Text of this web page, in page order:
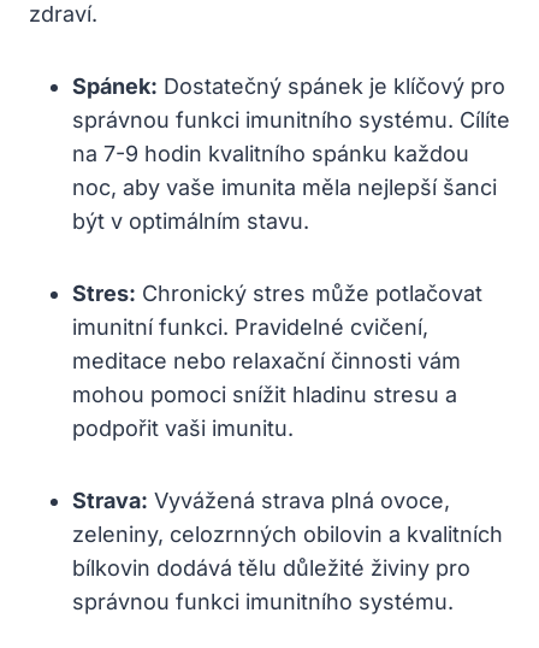
zdraví.
Spánek: Dostatečný spánek je klíčový pro
správnou funkci imunitního systému. Cílíte
na 7-9 hodin kvalitního spánku každou
noc, aby vaše imunita měla nejlepší šanci
být v optimálním stavu.
Stres: Chronický stres může potlačovat
imunitní funkci. Pravidelné cvičení,
meditace nebo relaxační činnosti vám
mohou pomoci snížit hladinu stresu a
podpořit vaši imunitu.
Strava: Vyvážená strava plná ovoce,
zeleniny, celozrnných obilovin a kvalitních
bílkovin dodává tělu důležité živiny pro
správnou funkci imunitního systému.